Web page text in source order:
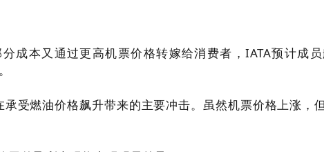
成本又通过更高机票价格转嫁给消费者，IATA预计成
承受燃油价格飙升带来的主要冲击。虽然机票价格上涨，